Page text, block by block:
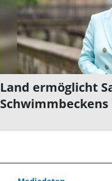
Land ermöglicht